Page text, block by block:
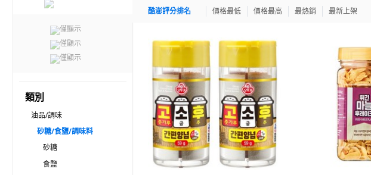
僅顯示
僅顯示
僅顯示
類別
油品/調味
砂糖/食鹽/調味料
砂糖
食鹽
酷澎評分排名 價格最低 價格最高 最熱銷 最新上架